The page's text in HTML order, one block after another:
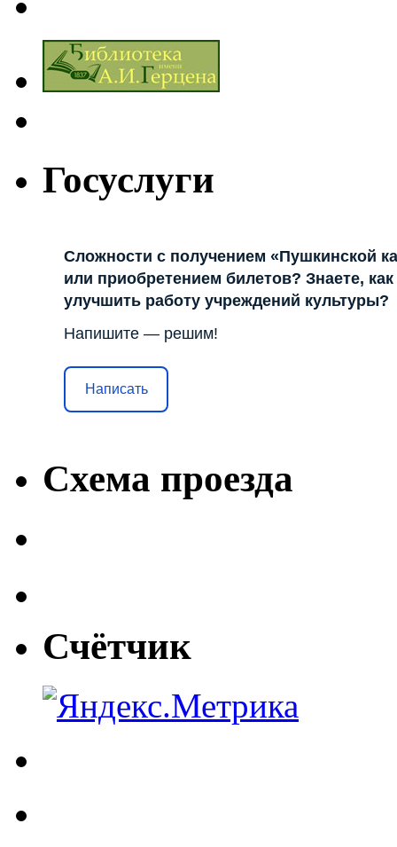
Госуслуги
Сложности с получением «Пушкинской
или приобретением билетов? Знаете, как
улучшить работу учреждений культуры?
Напишите — решим!
Написать
Схема проезда
Счётчик